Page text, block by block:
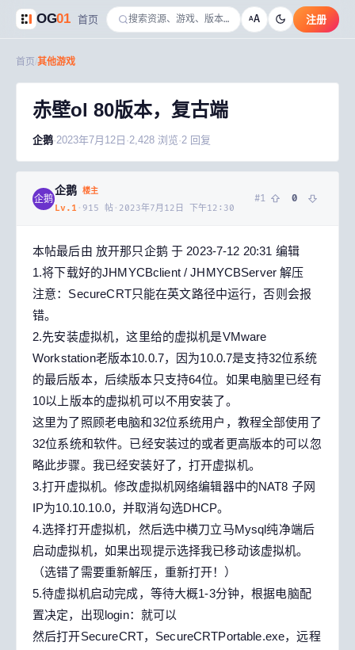
OG01 首页 AA 注册
首页 其他游戏
赤壁ol 80版本，复古端
企鹅·2023年7月12日 ·2,428 浏览·2 回复
企鹅
企鹅 楼主
Lv. 1 · 915 帖 · 2023年7月12日 下午12:30
#1 0
本帖最后由 放开那只企鹅 于 2023-7-12 20:31 编辑
1.将下载好的JHMYCBclient / JHMYCBServer 解压
注意：SecureCRT只能在英文路径中运行，否则会报
错。
2.先安装虚拟机，这里给的虚拟机是VMware
Workstation老版本10.0.7，因为10.0.7是支持32位系统
的最后版本，后续版本只支持64位。如果电脑里已经有
10以上版本的虚拟机可以不用安装了。
这里为了照顾老电脑和32位系统用户，教程全部使用了
32位系统和软件。已经安装过的或者更高版本的可以忽
略此步骤。我已经安装好了，打开虚拟机。
3.打开虚拟机。修改虚拟机网络编辑器中的NAT8 子网
IP为10.10.10.0，并取消勾选DHCP。
4.选择打开虚拟机，然后选中横刀立马Mysql纯净端后
启动虚拟机，如果出现提示选择我已移动该虚拟机。
（选错了需要重新解压，重新打开！）
5.待虚拟机启动完成，等待大概1-3分钟，根据电脑配
置决定，出现login：就可以
然后打开SecureCRT，SecureCRTPortable.exe，远程